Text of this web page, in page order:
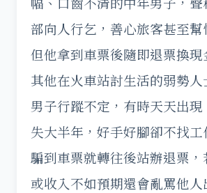
部向人行乞，善心旅客甚至幫
但他拿到車票後隨即退票換現
其他在火車站討生活的弱勢
男子行蹤不定，有時天天出
失大半年，好手好腳卻不找
騙到車票就轉往後站辦退票，
或收入不如預期還會亂罵他人